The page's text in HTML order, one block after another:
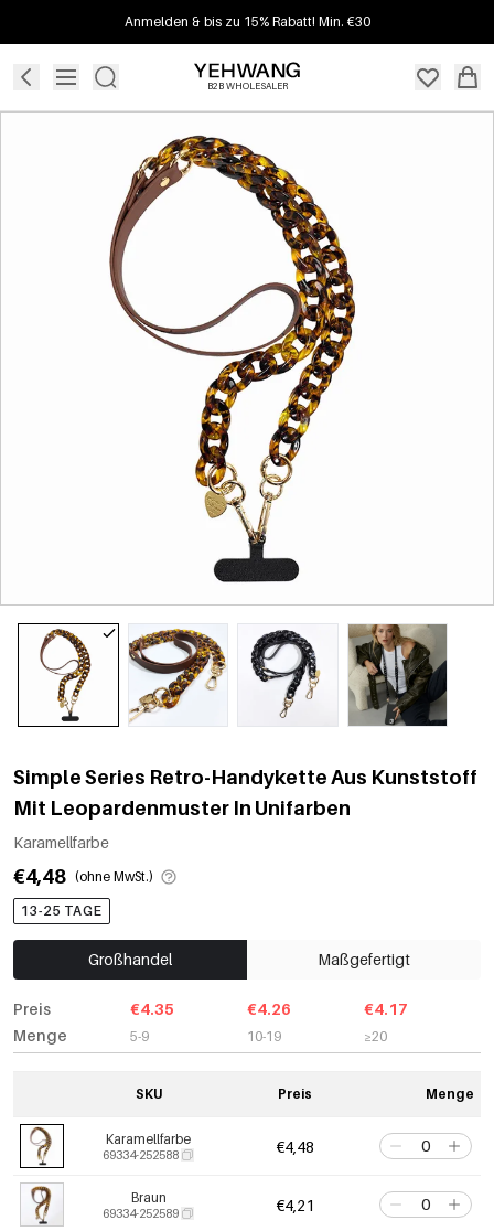
Anmelden & bis zu 15% Rabatt! Min. €30
B2B WHOLESALER
Simple Series Retro-Handykette Aus Kunststoff
Mit Leopardenmuster In Unifarben
Karamellfarbe
€4,48 (ohne MwSt.)
13-25 TAGE
Großhandel Maßgefertigt
Preis
Menge
€4.35
5-9
€4.26
10-19
€4.17
≥20
SKU Preis Menge
Karamellfarbe
69334-252588 €4,48
Braun
69334-252589 €4,21